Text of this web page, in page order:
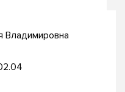
Владимировна